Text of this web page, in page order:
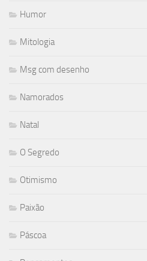
Humor
Mitologia
Msg com desenho
Namorados
Natal
O Segredo
Otimismo
Paixão
Páscoa